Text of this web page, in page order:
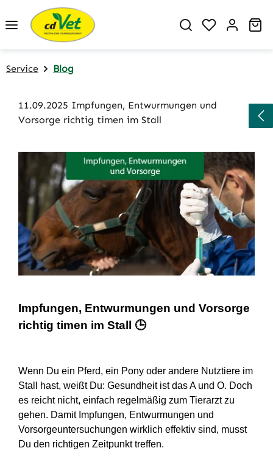
Zum Hauptinhalt springen
Du hast 0
Service Blog
11.09.2025 Impfungen, Entwurmungen und
Vorsorge richtig timen im Stall
Impfungen, Entwurmungen und Vorsorge
richtig timen im Stall
🕒
Wenn Du ein Pferd, ein Pony oder andere Nutztiere im
Stall hast, weißt Du: Gesundheit ist das A und O. Doch
es reicht nicht, einfach regelmäßig zum Tierarzt zu
gehen. Damit Impfungen, Entwurmungen und
Vorsorgeuntersuchungen wirklich effektiv sind, musst
Du den richtigen Zeitpunkt treffen.